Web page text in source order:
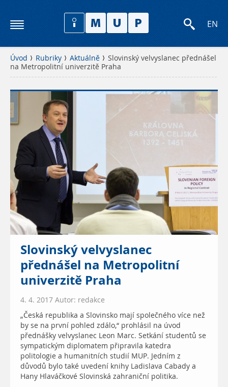
EN
Úvod Rubriky Aktuálně
Slovinský velvyslanec přednášel
na Metropolitní univerzitě Praha
Slovinský velvyslanec
přednášel na Metropolitní
univerzitě Praha
4. 4. 2017 Autor: redakce
„Česká republika a Slovinsko mají společného více než
by se na první pohled zdálo,“ prohlásil na úvod
přednášky velvyslanec Leon Marc. Setkání studentů se
sympatickým diplomatem připravila katedra
politologie a humanitních studií MUP. Jedním z
důvodů bylo také uvedení knihy Ladislava Cabady a
Hany Hlaváčkové Slovinská zahraniční politika.